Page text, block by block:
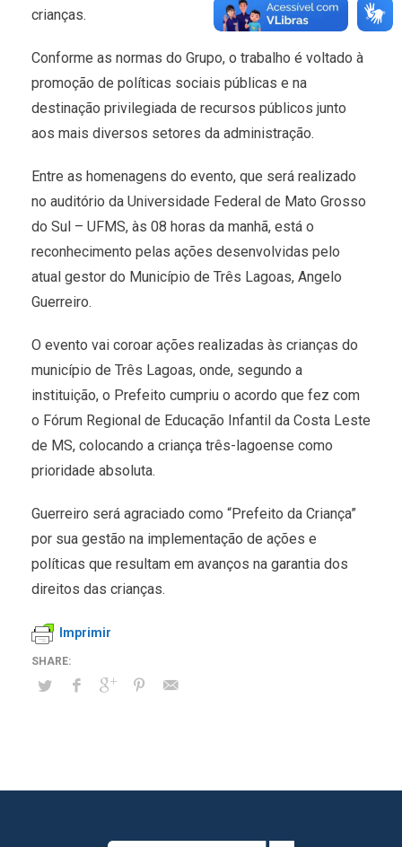
crianças.
Conforme as normas do Grupo, o trabalho é voltado à
promoção de políticas sociais públicas e na
destinação privilegiada de recursos públicos junto
aos mais diversos setores da administração.
Entre as homenagens do evento, que será realizado
no auditório da Universidade Federal de Mato Grosso
do Sul – UFMS, às 08 horas da manhã, está o
reconhecimento pelas ações desenvolvidas pelo
atual gestor do Município de Três Lagoas, Angelo
Guerreiro.
O evento vai coroar ações realizadas às crianças do
município de Três Lagoas, onde, segundo a
instituição, o Prefeito cumpriu o acordo que fez com
o Fórum Regional de Educação Infantil da Costa Leste
de MS, colocando a criança três-lagoense como
prioridade absoluta.
Guerreiro será agraciado como “Prefeito da Criança”
por sua gestão na implementação de ações e
políticas que resultam em avanços na garantia dos
direitos das crianças.
Imprimir